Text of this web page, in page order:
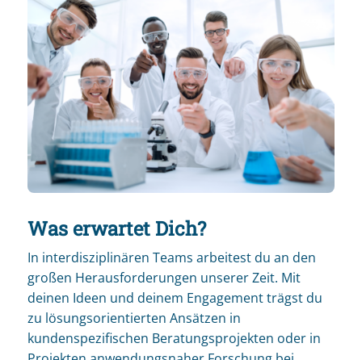
Was erwartet Dich?
In interdisziplinären Teams arbeitest du an den
großen Herausforderungen unserer Zeit. Mit
deinen Ideen und deinem Engagement trägst du
zu lösungsorientierten Ansätzen in
kundenspezifischen Beratungsprojekten oder in